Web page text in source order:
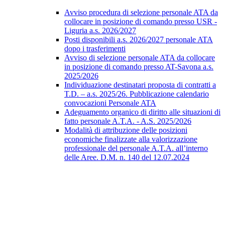
Avviso procedura di selezione personale ATA da
collocare in posizione di comando presso USR -
Liguria a.s. 2026/2027
Posti disponibili a.s. 2026/2027 personale ATA
dopo i trasferimenti
Avviso di selezione personale ATA da collocare
in posizione di comando presso AT-Savona a.s.
2025/2026
Individuazione destinatari proposta di contratti a
T.D. – a.s. 2025/26. Pubblicazione calendario
convocazioni Personale ATA
Adeguamento organico di diritto alle situazioni di
fatto personale A.T.A. - A.S. 2025/2026
Modalità di attribuzione delle posizioni
economiche finalizzate alla valorizzazione
professionale del personale A.T.A. all’interno
delle Aree. D.M. n. 140 del 12.07.2024